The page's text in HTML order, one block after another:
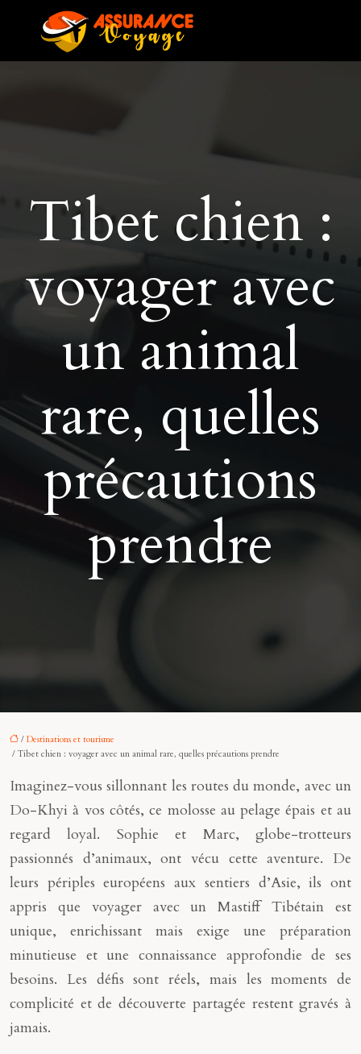
Tibet chien :
voyager avec
un animal
rare, quelles
précautions
prendre
/ Destinations et tourisme
/ Tibet chien : voyager avec un animal rare, quelles précautions prendre
Imaginez-vous sillonnant les routes du monde, avec un
Do-Khyi à vos côtés, ce molosse au pelage épais et au
regard loyal. Sophie et Marc, globe-trotteurs
passionnés d’animaux, ont vécu cette aventure. De
leurs périples européens aux sentiers d’Asie, ils ont
appris que voyager avec un Mastiff Tibétain est
unique, enrichissant mais exige une préparation
minutieuse et une connaissance approfondie de ses
besoins. Les défis sont réels, mais les moments de
complicité et de découverte partagée restent gravés à
jamais.